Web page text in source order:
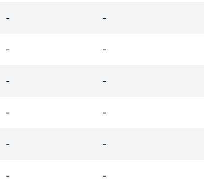
- -
- -
- -
- -
- -
- -